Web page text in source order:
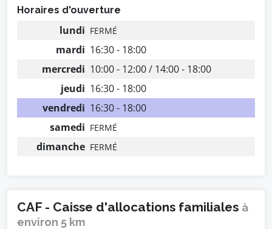
Horaires d'ouverture
lundi FERMÉ
mardi 16:30 - 18:00
mercredi 10:00 - 12:00 / 14:00 - 18:00
jeudi 16:30 - 18:00
vendredi 16:30 - 18:00
samedi FERMÉ
dimanche FERMÉ
CAF - Caisse d'allocations familiales à
environ 5 km